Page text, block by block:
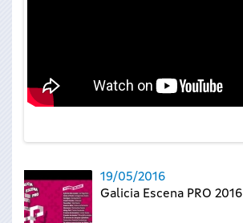
19/05/2016
Galicia Escena PRO 2016